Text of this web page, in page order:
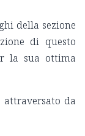
della sezione
di questo
la sua ottima
da